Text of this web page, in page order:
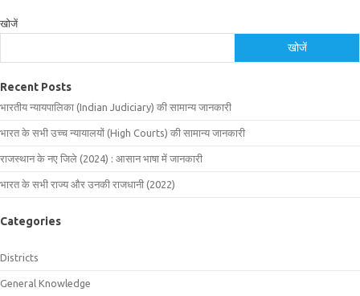
खोजें
खोजें
Recent Posts
भारतीय न्यायपालिका (Indian Judiciary) की सामान्य जानकारी
भारत के सभी उच्च न्यायालयों (High Courts) की सामान्य जानकारी
राजस्थान के नए जिले (2024) : आसान भाषा में जानकारी
भारत के सभी राज्य और उनकी राजधानी (2022)
Categories
Districts
General Knowledge